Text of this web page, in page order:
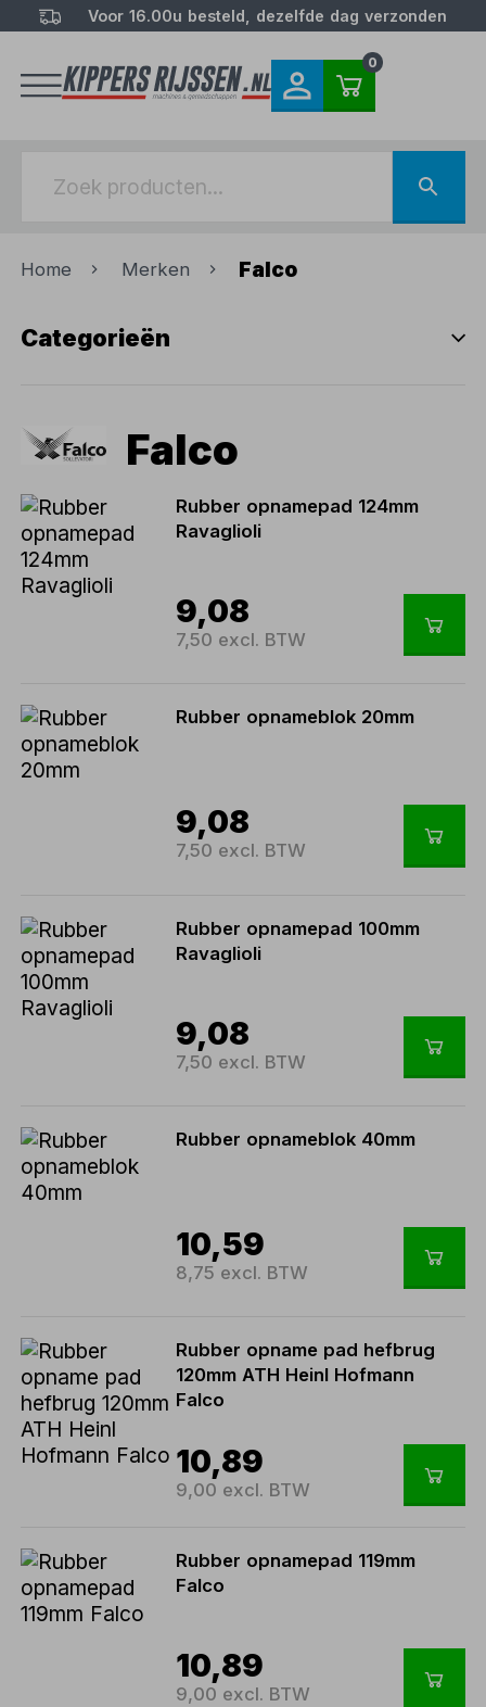
Voor 16.00u besteld, dezelfde dag verzonden
0
Home Merken Falco
Categorieën
Falco
Rubber opnamepad 124mm
Ravaglioli
9,08
7,50 excl. BTW
Rubber opnameblok 20mm
9,08
7,50 excl. BTW
Rubber opnamepad 100mm
Ravaglioli
9,08
7,50 excl. BTW
Rubber opnameblok 40mm
10,59
8,75 excl. BTW
Rubber opname pad hefbrug
120mm ATH Heinl Hofmann
Falco
10,89
9,00 excl. BTW
Rubber opnamepad 119mm
Falco
10,89
9,00 excl. BTW